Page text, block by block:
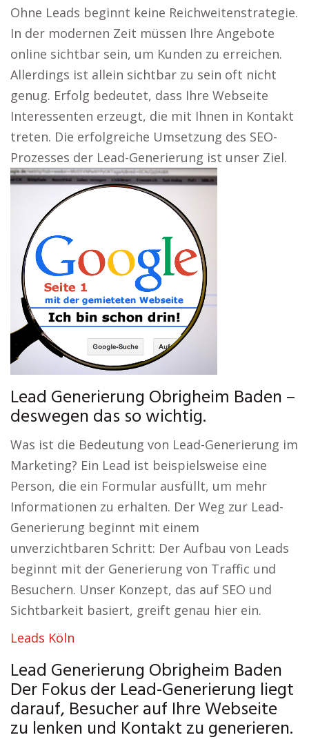
Ohne Leads beginnt keine Reichweitenstrategie.
In der modernen Zeit müssen Ihre Angebote
online sichtbar sein, um Kunden zu erreichen.
Allerdings ist allein sichtbar zu sein oft nicht
genug. Erfolg bedeutet, dass Ihre Webseite
Interessenten erzeugt, die mit Ihnen in Kontakt
treten. Die erfolgreiche Umsetzung des SEO-
Prozesses der Lead-Generierung ist unser Ziel.
Lead Generierung Obrigheim Baden –
deswegen das so wichtig.
Was ist die Bedeutung von Lead-Generierung im
Marketing? Ein Lead ist beispielsweise eine
Person, die ein Formular ausfüllt, um mehr
Informationen zu erhalten. Der Weg zur Lead-
Generierung beginnt mit einem
unverzichtbaren Schritt: Der Aufbau von Leads
beginnt mit der Generierung von Traffic und
Besuchern. Unser Konzept, das auf SEO und
Sichtbarkeit basiert, greift genau hier ein.
Leads Köln
Lead Generierung Obrigheim Baden
Der Fokus der Lead-Generierung liegt
darauf, Besucher auf Ihre Webseite
zu lenken und Kontakt zu generieren.